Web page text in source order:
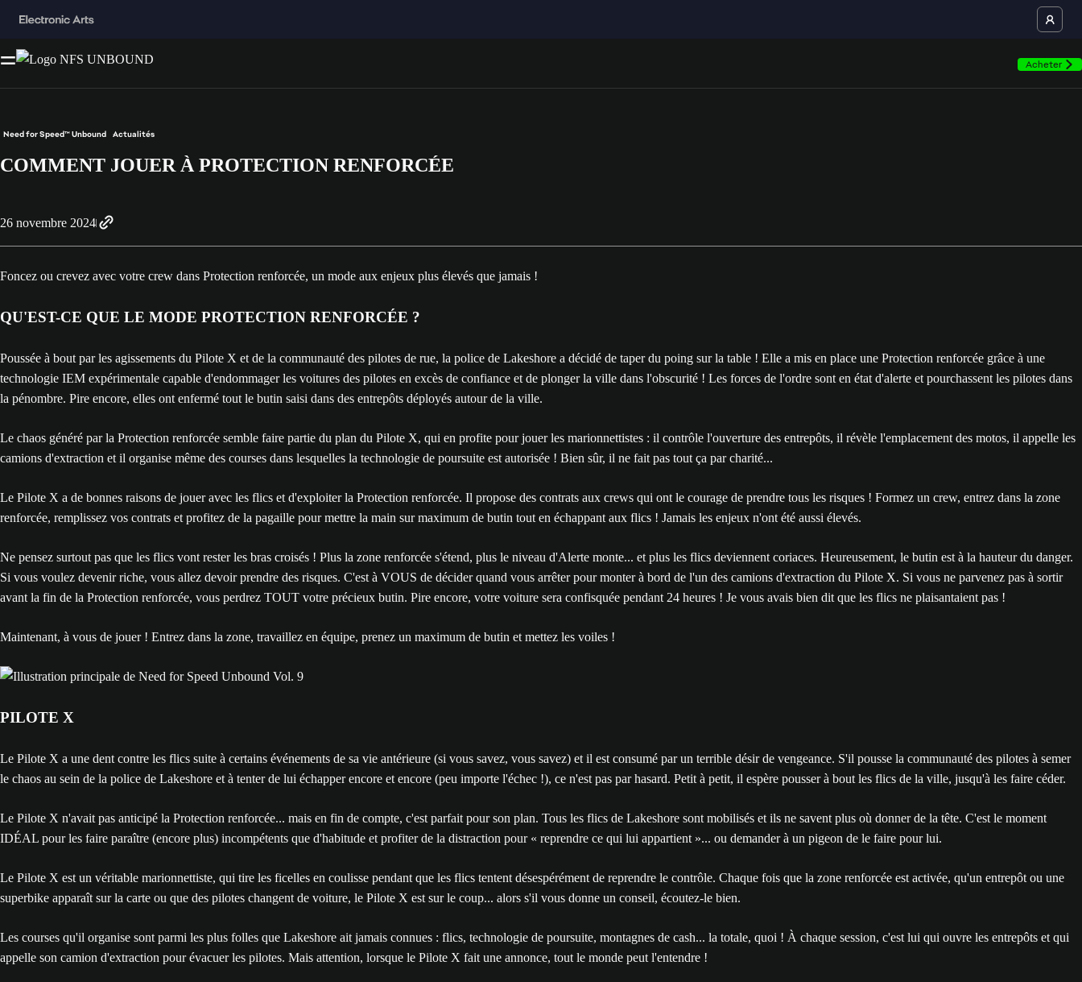
Acheter
Need for Speed™ Unbound Actualités
COMMENT JOUER À PROTECTION RENFORCÉE
26 novembre 2024
Foncez ou crevez avec votre crew dans Protection renforcée, un mode aux enjeux plus élevés que jamais !
QU'EST-CE QUE LE MODE PROTECTION RENFORCÉE ?
Poussée à bout par les agissements du Pilote X et de la communauté des pilotes de rue, la police de Lakeshore a décidé de taper du poing sur la table ! Elle a mis en place une Protection renforcée grâce à une
technologie IEM expérimentale capable d'endommager les voitures des pilotes en excès de confiance et de plonger la ville dans l'obscurité ! Les forces de l'ordre sont en état d'alerte et pourchassent les pilotes dans
la pénombre. Pire encore, elles ont enfermé tout le butin saisi dans des entrepôts déployés autour de la ville.
Le chaos généré par la Protection renforcée semble faire partie du plan du Pilote X, qui en profite pour jouer les marionnettistes : il contrôle l'ouverture des entrepôts, il révèle l'emplacement des motos, il appelle les
camions d'extraction et il organise même des courses dans lesquelles la technologie de poursuite est autorisée ! Bien sûr, il ne fait pas tout ça par charité...
Le Pilote X a de bonnes raisons de jouer avec les flics et d'exploiter la Protection renforcée. Il propose des contrats aux crews qui ont le courage de prendre tous les risques ! Formez un crew, entrez dans la zone
renforcée, remplissez vos contrats et profitez de la pagaille pour mettre la main sur maximum de butin tout en échappant aux flics ! Jamais les enjeux n'ont été aussi élevés.
Ne pensez surtout pas que les flics vont rester les bras croisés ! Plus la zone renforcée s'étend, plus le niveau d'Alerte monte... et plus les flics deviennent coriaces. Heureusement, le butin est à la hauteur du danger.
Si vous voulez devenir riche, vous allez devoir prendre des risques. C'est à VOUS de décider quand vous arrêter pour monter à bord de l'un des camions d'extraction du Pilote X. Si vous ne parvenez pas à sortir
avant la fin de la Protection renforcée, vous perdrez TOUT votre précieux butin. Pire encore, votre voiture sera confisquée pendant 24 heures ! Je vous avais bien dit que les flics ne plaisantaient pas !
Maintenant, à vous de jouer ! Entrez dans la zone, travaillez en équipe, prenez un maximum de butin et mettez les voiles !
PILOTE X
Le Pilote X a une dent contre les flics suite à certains événements de sa vie antérieure (si vous savez, vous savez) et il est consumé par un terrible désir de vengeance. S'il pousse la communauté des pilotes à semer
le chaos au sein de la police de Lakeshore et à tenter de lui échapper encore et encore (peu importe l'échec !), ce n'est pas par hasard. Petit à petit, il espère pousser à bout les flics de la ville, jusqu'à les faire céder.
Le Pilote X n'avait pas anticipé la Protection renforcée... mais en fin de compte, c'est parfait pour son plan. Tous les flics de Lakeshore sont mobilisés et ils ne savent plus où donner de la tête. C'est le moment
IDÉAL pour les faire paraître (encore plus) incompétents que d'habitude et profiter de la distraction pour « reprendre ce qui lui appartient »... ou demander à un pigeon de le faire pour lui.
Le Pilote X est un véritable marionnettiste, qui tire les ficelles en coulisse pendant que les flics tentent désespérément de reprendre le contrôle. Chaque fois que la zone renforcée est activée, qu'un entrepôt ou une
superbike apparaît sur la carte ou que des pilotes changent de voiture, le Pilote X est sur le coup... alors s'il vous donne un conseil, écoutez-le bien.
Les courses qu'il organise sont parmi les plus folles que Lakeshore ait jamais connues : flics, technologie de poursuite, montagnes de cash... la totale, quoi ! À chaque session, c'est lui qui ouvre les entrepôts et qui
appelle son camion d'extraction pour évacuer les pilotes. Mais attention, lorsque le Pilote X fait une annonce, tout le monde peut l'entendre !